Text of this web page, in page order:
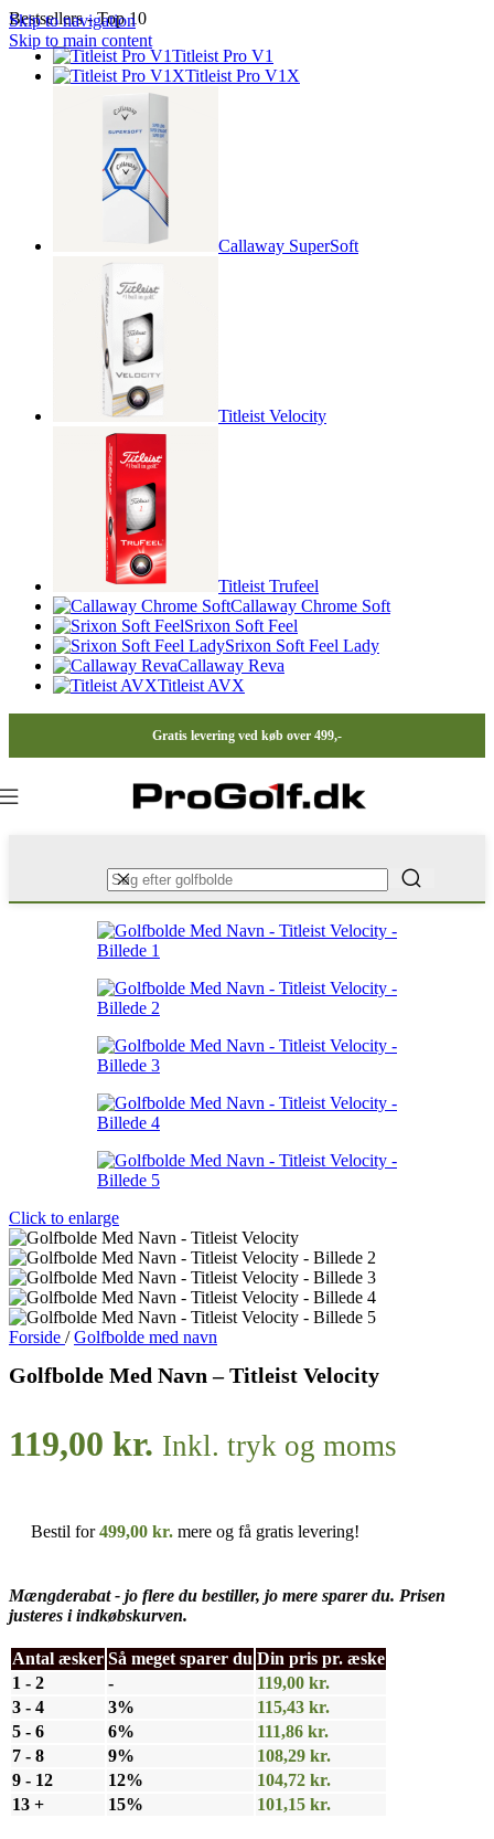
Skip to navigation
Skip to main content
Bestsellers - Top 10
Titleist Pro V1
Titleist Pro V1X
Callaway SuperSoft
Titleist Velocity
Titleist Trufeel
Callaway Chrome Soft
Srixon Soft Feel
Srixon Soft Feel Lady
Callaway Reva
Titleist AVX
Gratis levering ved køb over 499,-
Click to enlarge
Forside / Golfbolde med navn
Golfbolde Med Navn – Titleist Velocity
119,00 kr. Inkl. tryk og moms
Bestil for499,00 kr. mere og få gratis levering!
Mængderabat - jo flere du bestiller, jo mere sparer du. Prisen
justeres i indkøbskurven.
Antal æsker Så meget sparer du Din pris pr. æske
1 - 2
- 119,00 kr.
3 - 4
3% 115,43 kr.
5 - 6
6% 111,86 kr.
7 - 8
9% 108,29 kr.
9 - 12
12% 104,72 kr.
13 +
15% 101,15 kr.